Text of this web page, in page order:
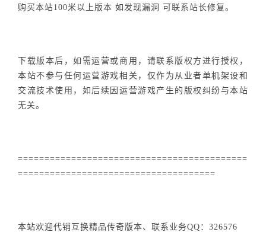
购买本站100米以上版本 如发现漏洞 可联系站长修复。
下载版本后，如需运营或商用，请联系版权方进行授权，
本站不参与任何运营游戏相关，仅作为从业者单机架设和
交流技术使用，如后续因运营游戏产生的版权纠纷与本站
无关。
===========================================
=====================================
本站欢迎代销互换精品传奇版本、联系业务QQ：326576